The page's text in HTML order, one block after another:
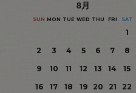
8月
SUN MON TUE WED THU FRI SAT
1
2
3 4 5 6 7
8
9
10 11 12 13 14
15
16
17 18 19 20 21
22